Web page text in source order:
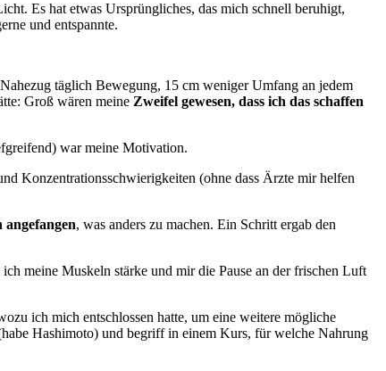
Es hat etwas Ursprüngliches, das mich schnell beruhigt,
und entspannte.
täglich Bewegung, 15 cm weniger Umfang an jedem
Groß wären meine Zweifel gewesen, dass ich das schaffen
war meine Motivation.
Konzentrationsschwierigkeiten (ohne dass Ärzte mir helfen
angefangen, was anders zu machen. Ein Schritt ergab den
meine Muskeln stärke und mir die Pause an der frischen Luft
ich mich entschlossen hatte, um eine weitere mögliche
Hashimoto) und begriff in einem Kurs, für welche Nahrung